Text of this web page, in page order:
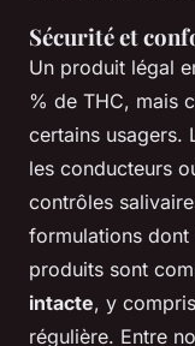
Sécurité et
Un produit légal
% de THC, mais
certains usagers.
les conducteurs
contrôles
formulations dont
produits sont
intacte, y
régulière. Entre